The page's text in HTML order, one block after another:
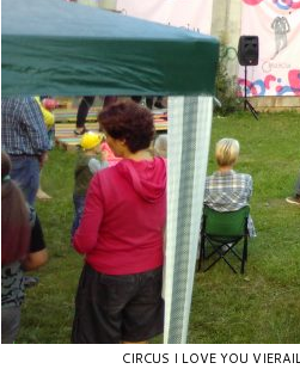
CIRCUS I LOVE YOU